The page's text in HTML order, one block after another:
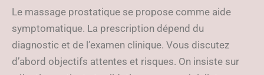
Le massage prostatique se propose comme aide
symptomatique. La prescription dépend du
diagnostic et de l’examen clinique. Vous discutez
d’abord objectifs attentes et risques. On insiste sur